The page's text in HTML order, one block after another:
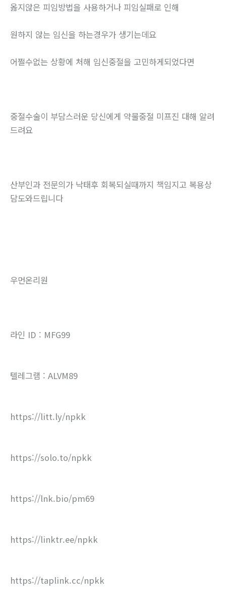
옳지않은 피임방법을 사용하거나 피임실패로 인해
원하지 않는 임신을 하는경우가 생기는데요
어쩔수없는 상황에 처해 임신중절을 고민하게되었다면
중절수술이 부담스러운 당신에게 약물중절 미프진 대해 알려
드려요
산부인과 전문의가 낙태후 회복되실때까지 책임지고 복용상
담도와드립니다
우먼온리원
라인 ID : MFG99
텔레그램 : ALVM89
https://litt.ly/npkk
https://solo.to/npkk
https://lnk.bio/pm69
https://linktr.ee/npkk
https://taplink.cc/npkk